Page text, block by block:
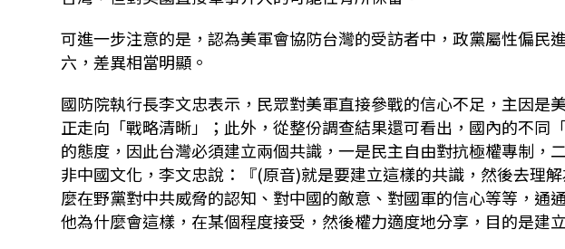
可進一步注意的是，認為美軍會協防台灣的受訪者中，政黨屬性偏民
六，差異相當明顯。
國防院執行長李文忠表示，民眾對美軍直接參戰的信心不足，主因是
正走向「戰略清晰」；此外，從整份調查結果還可看出，國內的不同
的態度，因此台灣必須建立兩個共識，一是民主自由對抗極權專制，
非中國文化，李文忠說：『(原音)就是要建立這樣的共識，然後去理
麼在野黨對中共威脅的認知、對中國的敵意、對國軍的信心等等，通
他為什麼會這樣，在某個程度接受，然後權力適度地分享，目的是建立